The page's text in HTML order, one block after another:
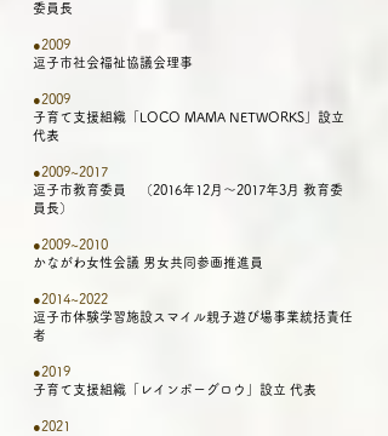
委員長
●2009
逗子市社会福祉協議会理事
●2009
子育て支援組織「LOCO MAMA NETWORKS」設立
代表
●2009~2017
逗子市教育委員 （2016年12月〜2017年3月 教育委
員長）
●2009~2010
かながわ女性会議 男女共同参画推進員
●2014~2022
逗子市体験学習施設スマイル親子遊び場事業統括責任
者
●2019
子育て支援組織「レインボーグロウ」設立 代表
●2021